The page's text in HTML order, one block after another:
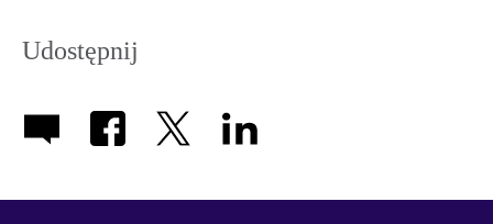
Udostępnij